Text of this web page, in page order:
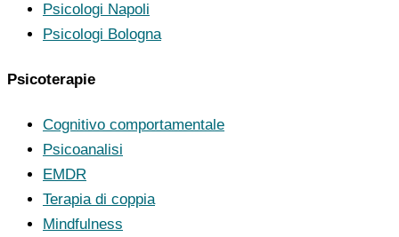
Psicologi Napoli
Psicologi Bologna
Psicoterapie
Cognitivo comportamentale
Psicoanalisi
EMDR
Terapia di coppia
Mindfulness